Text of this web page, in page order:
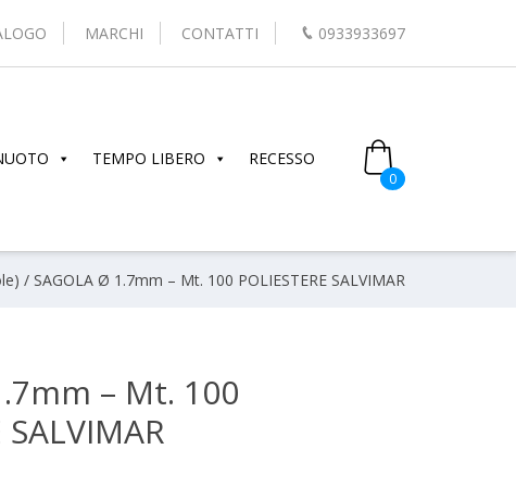
MARCHI CONTATTI 0933933697
TEMPO LIBERO RECESSO
0
/ SAGOLA Ø 1.7mm – Mt. 100 POLIESTERE SALVIMAR
– Mt. 100
SALVIMAR